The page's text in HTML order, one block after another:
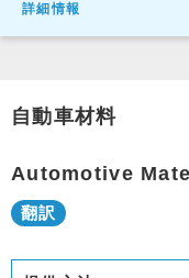
詳細情報
自動車材料
Automotive